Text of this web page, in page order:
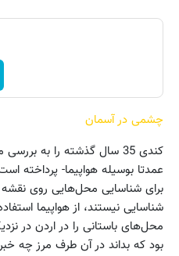
چشمی در آسمان
کندی 35 سال گذشته را به
عمدتا بوسیله هواپیما-
برای شناسایی محل‌هایی روی نقشه
شناسایی نیستند،‌ از هواپیما
محل‌های باستانی را در اردن در
بود که بداند در آن طرف مرز چه